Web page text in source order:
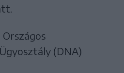
(DNA)